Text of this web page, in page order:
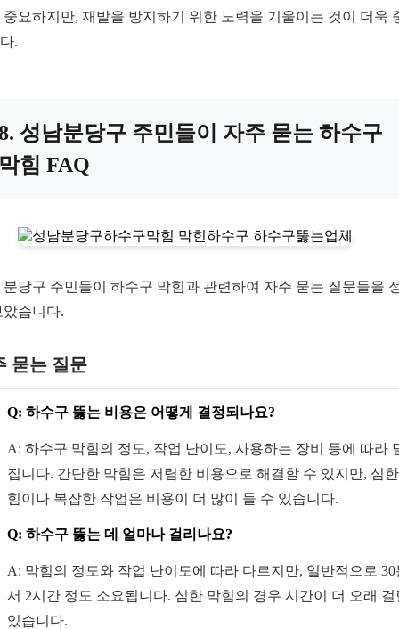
중요하지만, 재발을 방지하기 위한 노력을 기울이는 것이 더욱
.
성남분당구 주민들이 자주 묻는 하수구
힘 FAQ
분당구 주민들이 하수구 막힘과 관련하여 자주 묻는 질문들을
았습니다.
묻는 질문
Q: 하수구 뚫는 비용은 어떻게 결정되나요?
A: 하수구 막힘의 정도, 작업 난이도, 사용하는 장비 등에 따라
집니다. 간단한 막힘은 저렴한 비용으로 해결할 수 있지만, 심
힘이나 복잡한 작업은 비용이 더 많이 들 수 있습니다.
Q: 하수구 뚫는 데 얼마나 걸리나요?
A: 막힘의 정도와 작업 난이도에 따라 다르지만, 일반적으로 30
서 2시간 정도 소요됩니다. 심한 막힘의 경우 시간이 더 오래 걸
있습니다.